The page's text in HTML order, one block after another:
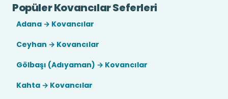
Popüler Kovancılar Seferleri
Adana → Kovancılar
Ceyhan → Kovancılar
Gölbaşı (Adıyaman) → Kovancılar
Kahta → Kovancılar